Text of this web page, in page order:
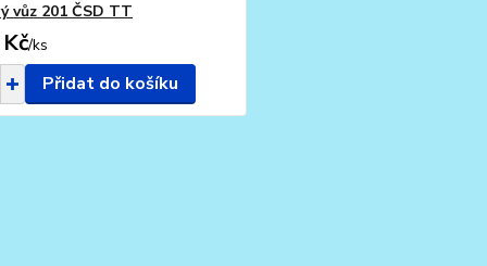
vůz 201 ČSD TT
/ks
Přidat do košíku